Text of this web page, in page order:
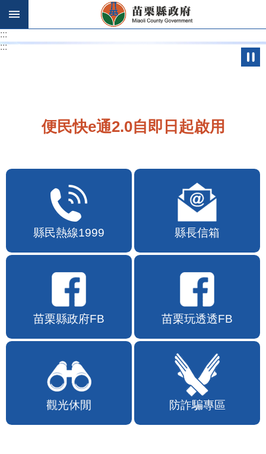
跳到主要內容區塊
:::
:::
便民快e通2.0自即日起啟用
縣民熱線1999 縣長信箱
苗栗縣政府FB 苗栗玩透透FB
觀光休閒 防詐騙專區